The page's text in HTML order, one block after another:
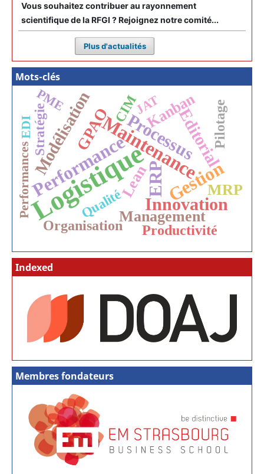
Vous souhaitez contribuer au rayonnement
scientifique de la RFGI ? Rejoignez notre comité...
Plus d'actualités
Mots-clés
LogistiqueMaintenance
Gestion
ERP
PerformanceProcessus
Innovation
Editorial
ModélisationGPAO Kanban
MRP
Management
Lean
Productivité
Organisation
Pilotage
CIM
Stratégie
Qualité
Performances
PME
EDI
JAT
Indexed
Membres fondateurs